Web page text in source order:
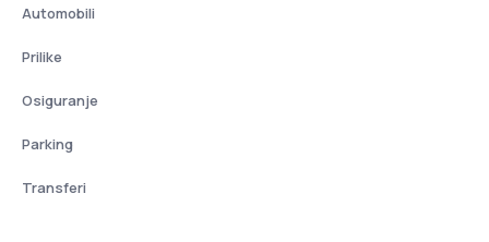
Automobili
Prilike
Osiguranje
Parking
Transferi